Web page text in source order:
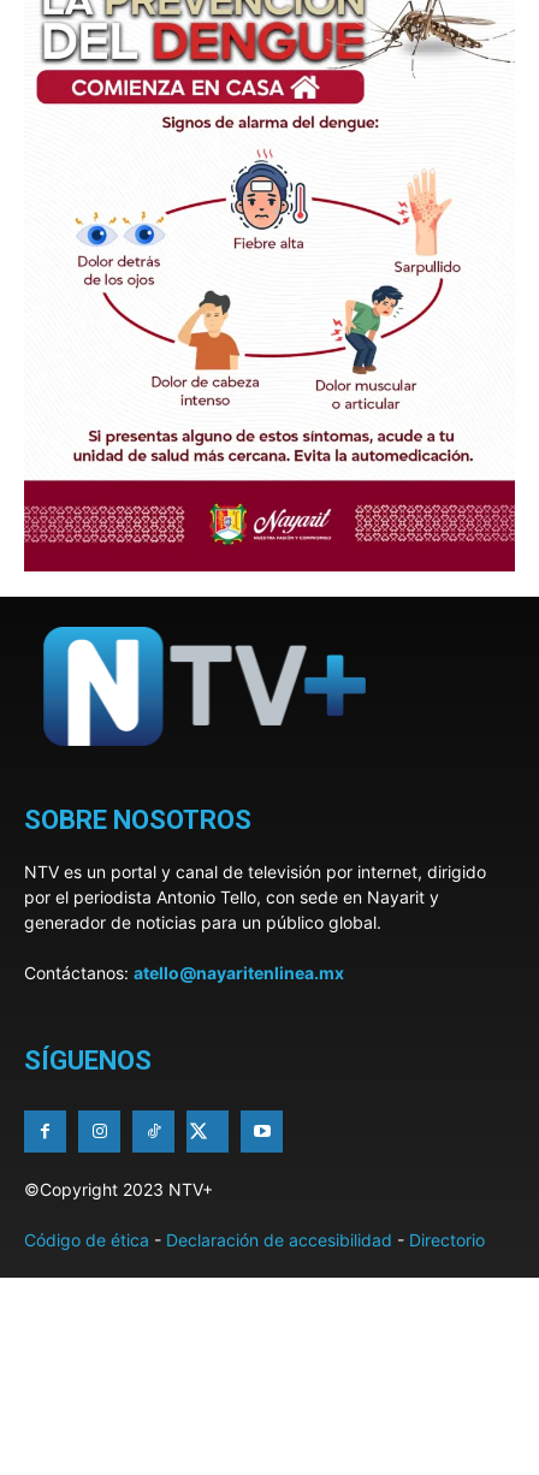
SOBRE NOSOTROS
NTV es un portal y canal de televisión por internet, dirigido
por el periodista Antonio Tello, con sede en Nayarit y
generador de noticias para un público global.
Contáctanos: atello@nayaritenlinea.mx
SÍGUENOS
©Copyright 2023 NTV+
Código de ética - Declaración de accesibilidad - Directorio